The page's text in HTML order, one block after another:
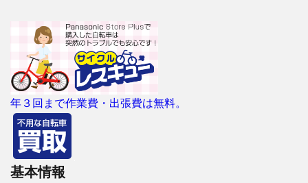
年３回まで作業費・出張費は無料。
基本情報